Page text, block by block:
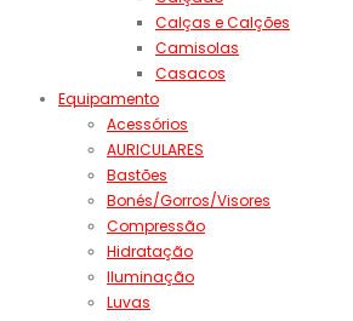
Calças e Calções
Camisolas
Casacos
Equipamento
Acessórios
AURICULARES
Bastões
Bonés/Gorros/Visores
Compressão
Hidratação
Iluminação
Luvas